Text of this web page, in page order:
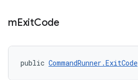
mExitCode
public CommandRunner.ExitCode